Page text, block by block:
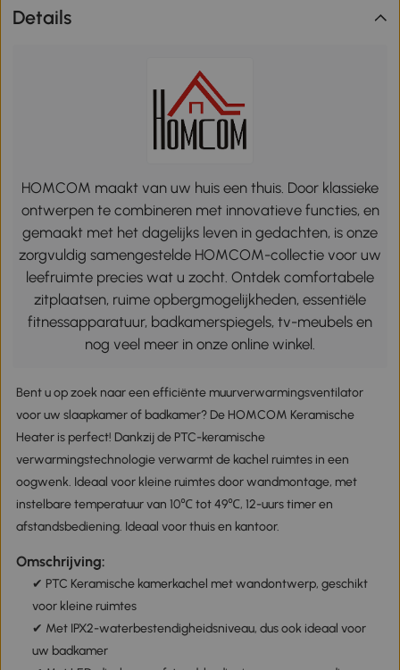
Details
HOMCOM maakt van uw huis een thuis. Door klassieke
ontwerpen te combineren met innovatieve functies, en
gemaakt met het dagelijks leven in gedachten, is onze
zorgvuldig samengestelde HOMCOM-collectie voor uw
leefruimte precies wat u zocht. Ontdek comfortabele
zitplaatsen, ruime opbergmogelijkheden, essentiële
fitnessapparatuur, badkamerspiegels, tv-meubels en
nog veel meer in onze online winkel.
Bent u op zoek naar een efficiënte muurverwarmingsventilator
voor uw slaapkamer of badkamer? De HOMCOM Keramische
Heater is perfect! Dankzij de PTC-keramische
verwarmingstechnologie verwarmt de kachel ruimtes in een
oogwenk. Ideaal voor kleine ruimtes door wandmontage, met
instelbare temperatuur van 10℃ tot 49℃, 12-uurs timer en
afstandsbediening. Ideaal voor thuis en kantoor.
Omschrijving:
✔ PTC Keramische kamerkachel met wandontwerp, geschikt
voor kleine ruimtes
✔ Met IPX2-waterbestendigheidsniveau, dus ook ideaal voor
uw badkamer